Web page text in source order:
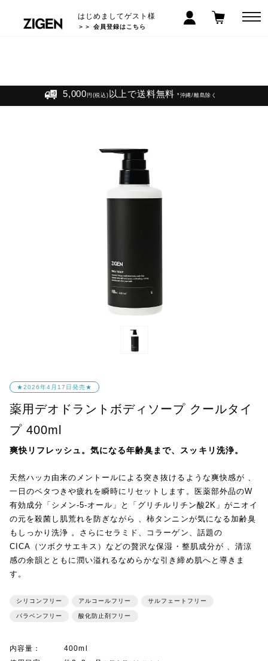
はじめましてゲスト様
＞＞ 会員登録はこちら
5,000 円(税込) 以上で送料無料 *沖縄/離島除く
★2026年4月17日発売★
薬用デオドラントボディソープ クールタイ
プ 400ml
爽快リフレッシュ。気になる年齢臭まで、スッキリ洗浄。
天然ハッカ由来のメントールによる突き抜けるような爽快感が 、
一日のベタつきや疲れを瞬時にリセットします。医薬部外品のW
有効成分「シメン-5-オール」と「グリチルリチン酸2K」がニオイ
の元を殺菌し肌荒れを防ぎながら 、柿タンニンが気になる加齢臭
もしっかり洗浄 。さらにセラミド、コラーゲン、話題の
CICA（ツボクサエキス）などの贅沢な保湿・整肌成分が 、清涼
感の余韻とともに潤い溢れるなめらかな引き締め肌へと導きま
す。
シリコンフリー アルコールフリー サルフェートフリー
パラベンフリー 酸化防止剤フリー
内容量：
400ml